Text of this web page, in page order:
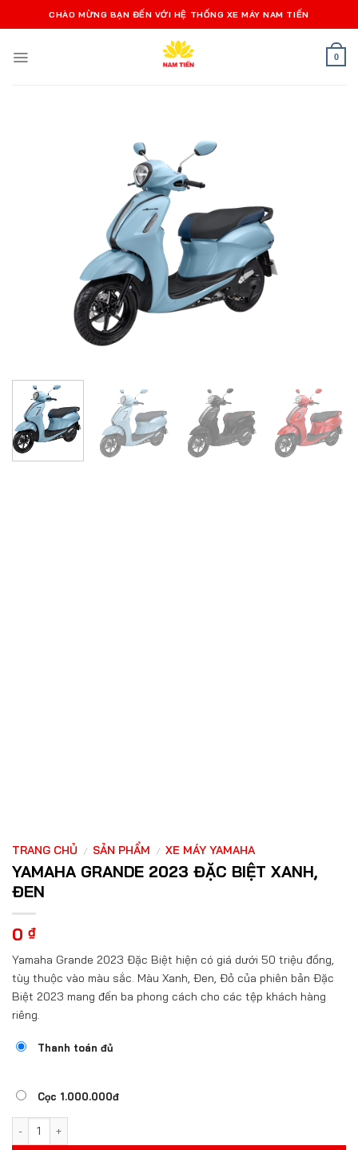
qua
dung
CHÀO MỪNG BẠN ĐẾN VỚI HỆ THỐNG XE MÁY NAM TIẾN
0
TRANG CHỦ / SẢN PHẨM / XE MÁY YAMAHA
YAMAHA GRANDE 2023 ĐẶC BIỆT XANH,
ĐEN
0 ₫
Yamaha Grande 2023 Đặc Biệt hiện có giá dưới 50 triệu đồng,
tùy thuộc vào màu sắc. Màu Xanh, Đen, Đỏ của phiên bản Đặc
Biệt 2023 mang đến ba phong cách cho các tệp khách hàng
riêng.
Thanh toán đủ
Cọc 1.000.000đ
YAMAHA GRANDE 2023 ĐẶC BIỆT XANH, ĐEN số lượng